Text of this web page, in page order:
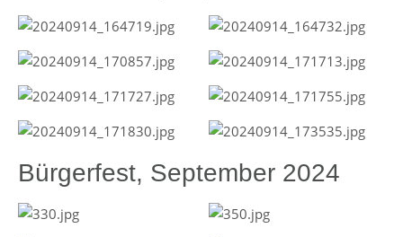
Bürgerfest, September 2024